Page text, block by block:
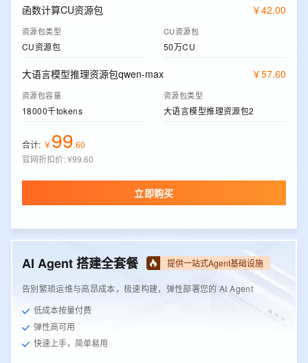
函数计算CU资源包 ￥42.00
资源包类型
CU资源包
CU资源包
50万CU
大语言模型推理资源包qwen-max ￥57.60
资源包容量
18000千tokens
资源包类型
大语言模型推理资源包2
合计: ￥99.60
官网折扣价:¥99.60
立即购买
AI Agent 搭建全套餐 提供一站式Agent基础设施
告别繁琐运维与高昂成本，极速构建，弹性部署您的 AI Agent
低成本按量付费
弹性高可用
快速上手，简单易用